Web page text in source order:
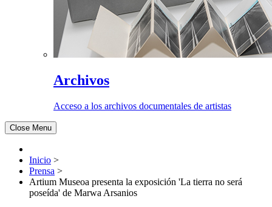
Archivos
Acceso a los archivos documentales de artistas
Close Menu
Inicio >
Prensa >
Artium Museoa presenta la exposición 'La tierra no será
poseída' de Marwa Arsanios